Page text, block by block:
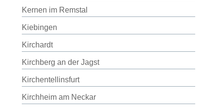
Kernen im Remstal
Kiebingen
Kirchardt
Kirchberg an der Jagst
Kirchentellinsfurt
Kirchheim am Neckar